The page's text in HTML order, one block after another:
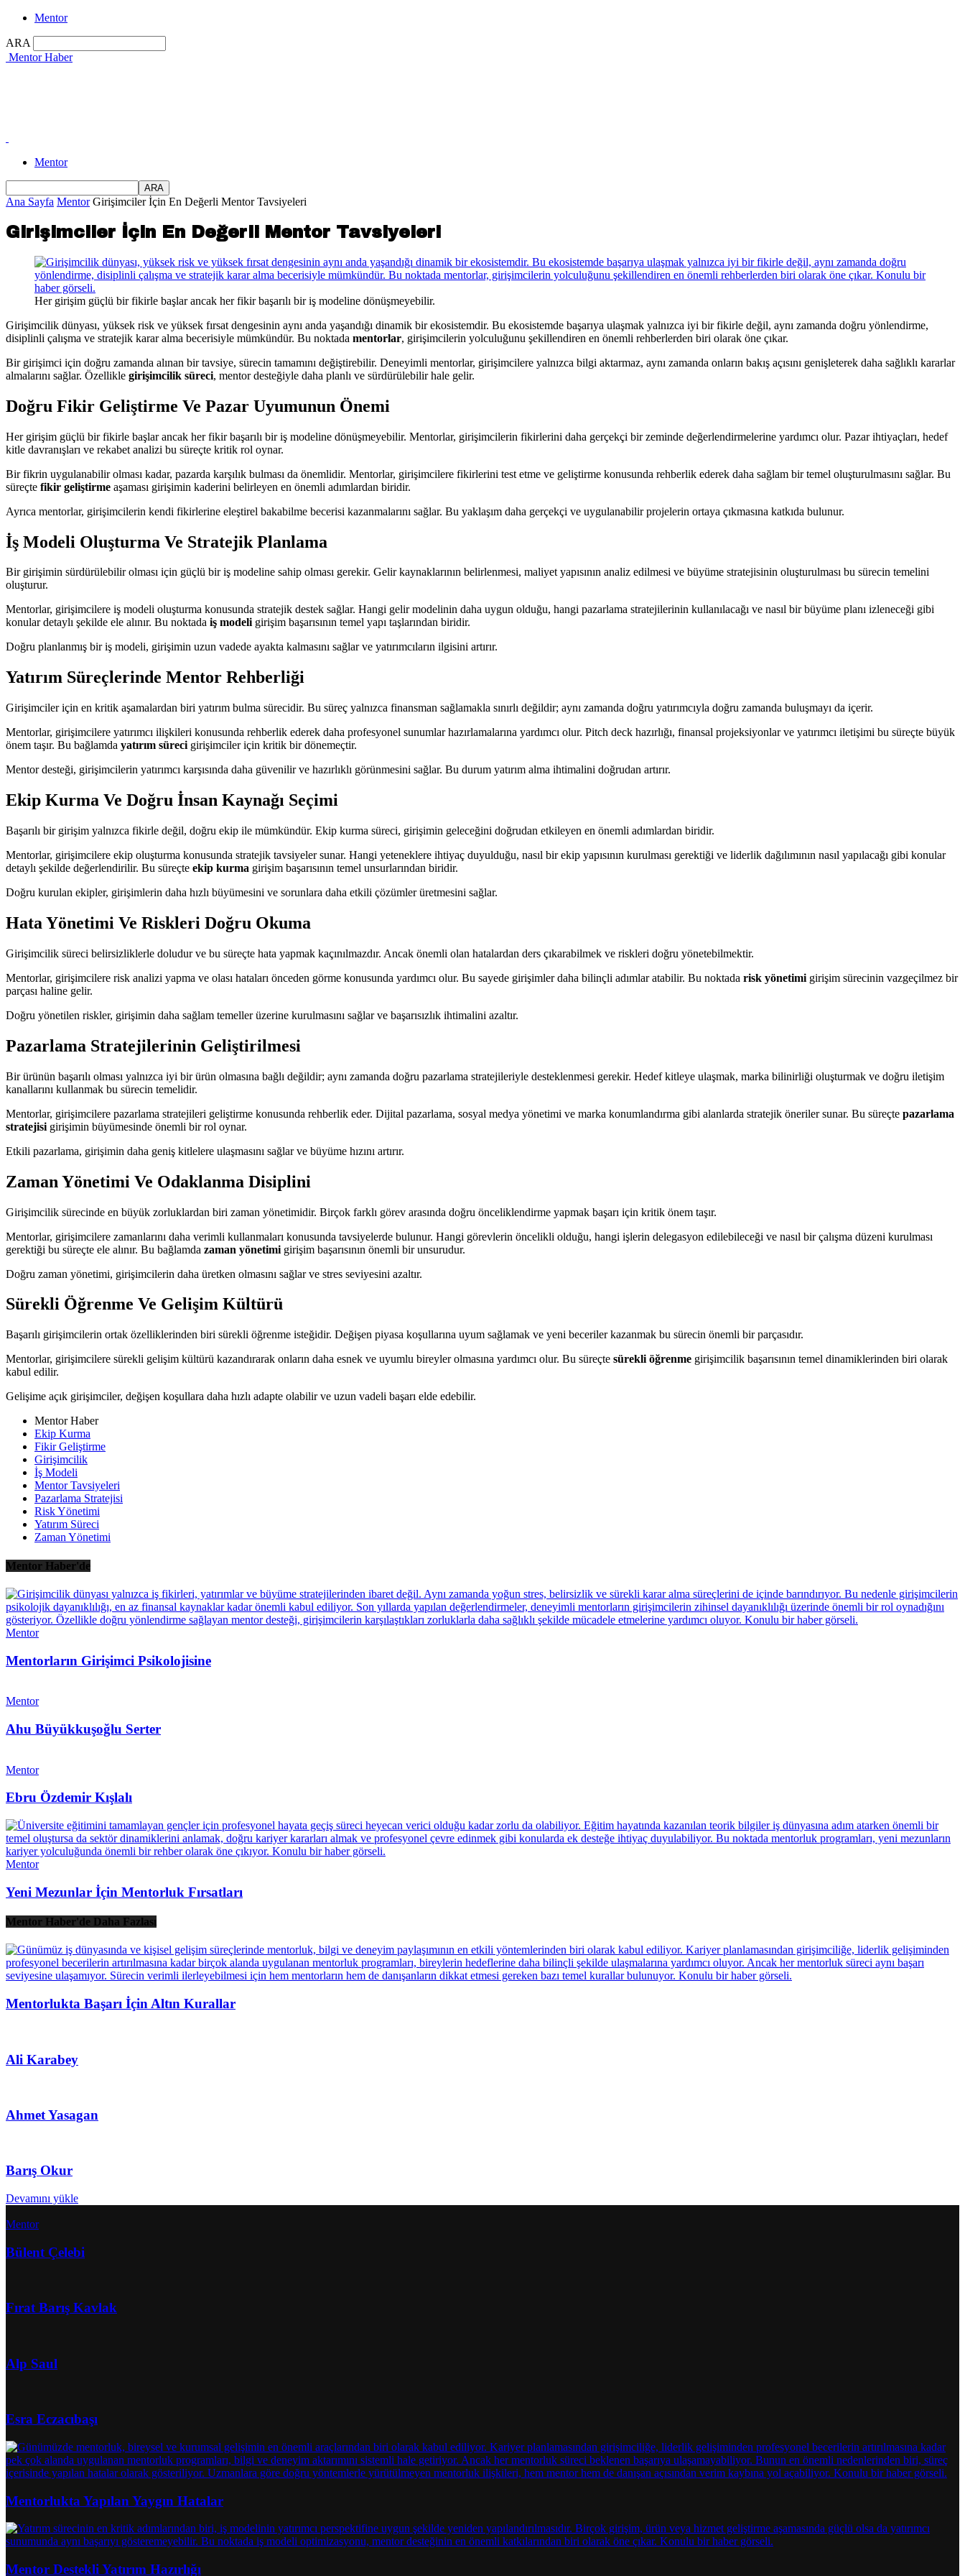
Mentor
ARA
Mentor Haber
Mentor
Ana Sayfa Mentor Girişimciler İçin En Değerli Mentor Tavsiyeleri
Girişimciler İçin En Değerli Mentor Tavsiyeleri
Her girişim güçlü bir fikirle başlar ancak her fikir başarılı bir iş modeline dönüşmeyebilir.
Girişimcilik dünyası, yüksek risk ve yüksek fırsat dengesinin aynı anda yaşandığı dinamik bir ekosistemdir. Bu ekosistemde başarıya ulaşmak yalnızca iyi bir fikirle değil, aynı zamanda doğru yönlendirme,
disiplinli çalışma ve stratejik karar alma becerisiyle mümkündür. Bu noktada mentorlar, girişimcilerin yolculuğunu şekillendiren en önemli rehberlerden biri olarak öne çıkar.
Bir girişimci için doğru zamanda alınan bir tavsiye, sürecin tamamını değiştirebilir. Deneyimli mentorlar, girişimcilere yalnızca bilgi aktarmaz, aynı zamanda onların bakış açısını genişleterek daha sağlıklı kararlar
almalarını sağlar. Özellikle girişimcilik süreci, mentor desteğiyle daha planlı ve sürdürülebilir hale gelir.
Doğru Fikir Geliştirme Ve Pazar Uyumunun Önemi
Her girişim güçlü bir fikirle başlar ancak her fikir başarılı bir iş modeline dönüşmeyebilir. Mentorlar, girişimcilerin fikirlerini daha gerçekçi bir zeminde değerlendirmelerine yardımcı olur. Pazar ihtiyaçları, hedef
kitle davranışları ve rekabet analizi bu süreçte kritik rol oynar.
Bir fikrin uygulanabilir olması kadar, pazarda karşılık bulması da önemlidir. Mentorlar, girişimcilere fikirlerini test etme ve geliştirme konusunda rehberlik ederek daha sağlam bir temel oluşturulmasını sağlar. Bu
süreçte fikir geliştirme aşaması girişimin kaderini belirleyen en önemli adımlardan biridir.
Ayrıca mentorlar, girişimcilerin kendi fikirlerine eleştirel bakabilme becerisi kazanmalarını sağlar. Bu yaklaşım daha gerçekçi ve uygulanabilir projelerin ortaya çıkmasına katkıda bulunur.
İş Modeli Oluşturma Ve Stratejik Planlama
Bir girişimin sürdürülebilir olması için güçlü bir iş modeline sahip olması gerekir. Gelir kaynaklarının belirlenmesi, maliyet yapısının analiz edilmesi ve büyüme stratejisinin oluşturulması bu sürecin temelini
oluşturur.
Mentorlar, girişimcilere iş modeli oluşturma konusunda stratejik destek sağlar. Hangi gelir modelinin daha uygun olduğu, hangi pazarlama stratejilerinin kullanılacağı ve nasıl bir büyüme planı izleneceği gibi
konular detaylı şekilde ele alınır. Bu noktada iş modeligirişim başarısının temel yapı taşlarından biridir.
Doğru planlanmış bir iş modeli, girişimin uzun vadede ayakta kalmasını sağlar ve yatırımcıların ilgisini artırır.
Yatırım Süreçlerinde Mentor Rehberliği
Girişimciler için en kritik aşamalardan biri yatırım bulma sürecidir. Bu süreç yalnızca finansman sağlamakla sınırlı değildir; aynı zamanda doğru yatırımcıyla doğru zamanda buluşmayı da içerir.
Mentorlar, girişimcilere yatırımcı ilişkileri konusunda rehberlik ederek daha profesyonel sunumlar hazırlamalarına yardımcı olur. Pitch deck hazırlığı, finansal projeksiyonlar ve yatırımcı iletişimi bu süreçte büyük
önem taşır. Bu bağlamda yatırım süreci girişimciler için kritik bir dönemeçtir.
Mentor desteği, girişimcilerin yatırımcı karşısında daha güvenilir ve hazırlıklı görünmesini sağlar. Bu durum yatırım alma ihtimalini doğrudan artırır.
Ekip Kurma Ve Doğru İnsan Kaynağı Seçimi
Başarılı bir girişim yalnızca fikirle değil, doğru ekip ile mümkündür. Ekip kurma süreci, girişimin geleceğini doğrudan etkileyen en önemli adımlardan biridir.
Mentorlar, girişimcilere ekip oluşturma konusunda stratejik tavsiyeler sunar. Hangi yeteneklere ihtiyaç duyulduğu, nasıl bir ekip yapısının kurulması gerektiği ve liderlik dağılımının nasıl yapılacağı gibi konular
detaylı şekilde değerlendirilir. Bu süreçte ekip kurma girişim başarısının temel unsurlarından biridir.
Doğru kurulan ekipler, girişimlerin daha hızlı büyümesini ve sorunlara daha etkili çözümler üretmesini sağlar.
Hata Yönetimi Ve Riskleri Doğru Okuma
Girişimcilik süreci belirsizliklerle doludur ve bu süreçte hata yapmak kaçınılmazdır. Ancak önemli olan hatalardan ders çıkarabilmek ve riskleri doğru yönetebilmektir.
Mentorlar, girişimcilere risk analizi yapma ve olası hataları önceden görme konusunda yardımcı olur. Bu sayede girişimler daha bilinçli adımlar atabilir. Bu noktada risk yönetimi girişim sürecinin vazgeçilmez bir
parçası haline gelir.
Doğru yönetilen riskler, girişimin daha sağlam temeller üzerine kurulmasını sağlar ve başarısızlık ihtimalini azaltır.
Pazarlama Stratejilerinin Geliştirilmesi
Bir ürünün başarılı olması yalnızca iyi bir ürün olmasına bağlı değildir; aynı zamanda doğru pazarlama stratejileriyle desteklenmesi gerekir. Hedef kitleye ulaşmak, marka bilinirliği oluşturmak ve doğru iletişim
kanallarını kullanmak bu sürecin temelidir.
Mentorlar, girişimcilere pazarlama stratejileri geliştirme konusunda rehberlik eder. Dijital pazarlama, sosyal medya yönetimi ve marka konumlandırma gibi alanlarda stratejik öneriler sunar. Bu süreçte pazarlama
stratejisi girişimin büyümesinde önemli bir rol oynar.
Etkili pazarlama, girişimin daha geniş kitlelere ulaşmasını sağlar ve büyüme hızını artırır.
Zaman Yönetimi Ve Odaklanma Disiplini
Girişimcilik sürecinde en büyük zorluklardan biri zaman yönetimidir. Birçok farklı görev arasında doğru önceliklendirme yapmak başarı için kritik önem taşır.
Mentorlar, girişimcilere zamanlarını daha verimli kullanmaları konusunda tavsiyelerde bulunur. Hangi görevlerin öncelikli olduğu, hangi işlerin delegasyon edilebileceği ve nasıl bir çalışma düzeni kurulması
gerektiği bu süreçte ele alınır. Bu bağlamda zaman yönetimi girişim başarısının önemli bir unsurudur.
Doğru zaman yönetimi, girişimcilerin daha üretken olmasını sağlar ve stres seviyesini azaltır.
Sürekli Öğrenme Ve Gelişim Kültürü
Başarılı girişimcilerin ortak özelliklerinden biri sürekli öğrenme isteğidir. Değişen piyasa koşullarına uyum sağlamak ve yeni beceriler kazanmak bu sürecin önemli bir parçasıdır.
Mentorlar, girişimcilere sürekli gelişim kültürü kazandırarak onların daha esnek ve uyumlu bireyler olmasına yardımcı olur. Bu süreçte sürekli öğrenme girişimcilik başarısının temel dinamiklerinden biri olarak
kabul edilir.
Gelişime açık girişimciler, değişen koşullara daha hızlı adapte olabilir ve uzun vadeli başarı elde edebilir.
Mentor Haber
Ekip Kurma
Fikir Geliştirme
Girişimcilik
İş Modeli
Mentor Tavsiyeleri
Pazarlama Stratejisi
Risk Yönetimi
Yatırım Süreci
Zaman Yönetimi
Mentor Haber'de
Mentor
Mentorların Girişimci Psikolojisine
Mentor
Ahu Büyükkuşoğlu Serter
Mentor
Ebru Özdemir Kışlalı
Mentor
Yeni Mezunlar İçin Mentorluk Fırsatları
Mentor Haber'de Daha Fazlası
Mentorlukta Başarı İçin Altın Kurallar
Ali Karabey
Ahmet Yasagan
Barış Okur
Devamını yükle
Mentor
Bülent Çelebi
Fırat Barış Kavlak
Alp Saul
Esra Eczacıbaşı
Mentorlukta Yapılan Yaygın Hatalar
Mentor Destekli Yatırım Hazırlığı